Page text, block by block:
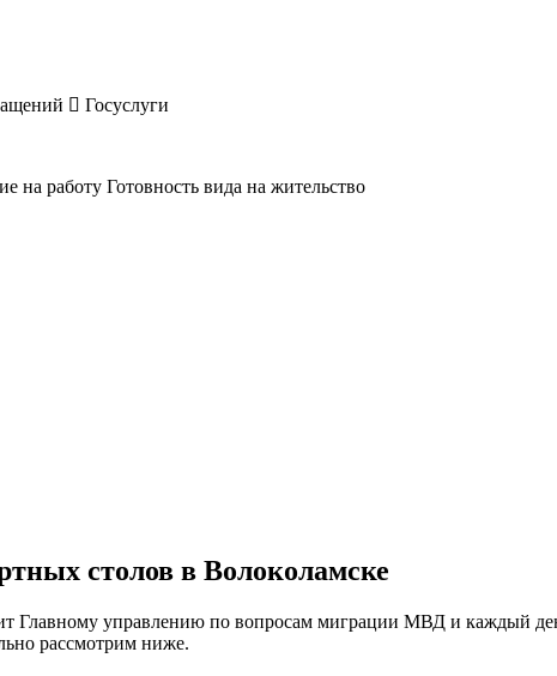
Госуслуги
на работу Готовность вида на жительство
столов в Волоколамске
Главному управлению по вопросам миграции МВД и каждый
рассмотрим ниже.